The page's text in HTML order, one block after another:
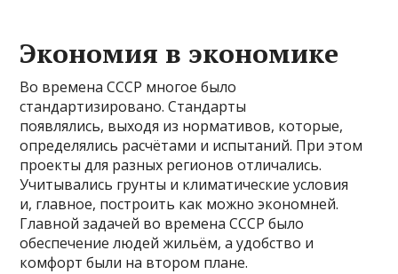
Экономия в экономике
Во времена СССР многое было
стандартизировано. Стандарты
появлялись, выходя из нормативов, которые,
определялись расчётами и испытаний. При этом
проекты для разных регионов отличались.
Учитывались грунты и климатические условия
и, главное, построить как можно экономней.
Главной задачей во времена СССР было
обеспечение людей жильём, а удобство и
комфорт были на втором плане.